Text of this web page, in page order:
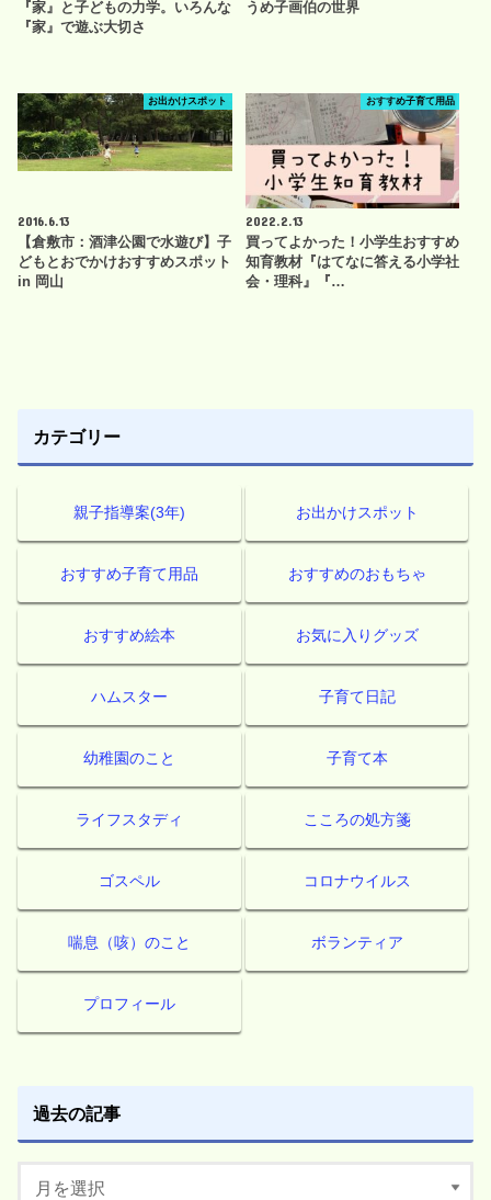
『家』と子どもの力学。いろんな
『家』で遊ぶ大切さ
うめ子画伯の世界
お出かけスポット
2016.6.13
【倉敷市：酒津公園で水遊び】子
どもとおでかけおすすめスポット
in 岡山
おすすめ子育て用品
2022.2.13
買ってよかった！小学生おすすめ
知育教材『はてなに答える小学社
会・理科』『…
カテゴリー
親子指導案(3年) お出かけスポット
おすすめ子育て用品 おすすめのおもちゃ
おすすめ絵本 お気に入りグッズ
ハムスター 子育て日記
幼稚園のこと 子育て本
ライフスタディ こころの処方箋
ゴスペル コロナウイルス
喘息（咳）のこと ボランティア
プロフィール
過去の記事